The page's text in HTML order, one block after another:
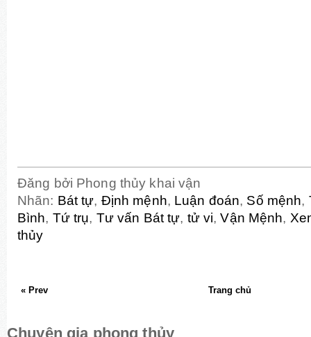
Đăng bởi Phong thủy khai vận
Nhãn: Bát tự, Định mệnh, Luận đoán, Số mệnh,
Bình, Tứ trụ, Tư vấn Bát tự, tử vi,Vận Mệnh,
thủy
« Prev Trang chủ
Chuyên gia phong thủy